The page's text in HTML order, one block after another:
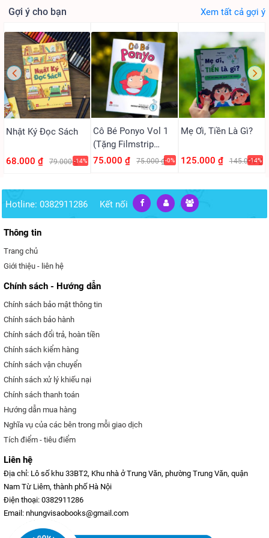
Gợi ý cho bạn Xem tất cả gợi ý
Nhật Ký Đọc Sách
68.000 ₫ 79.000 ₫-14%
Cô Bé Ponyo Vol 1
(Tặng Filmstrip
PVC)
75.000 ₫ 75.000 ₫-0%
Mẹ Ơi, Tiền Là Gì?
125.000 ₫ 145.000 ₫
-14%
Hotline: 0382911286 Kết nối
Thông tin
Trang chủ
Giới thiệu - liên hệ
Chính sách - Hướng dẫn
Chính sách bảo mật thông tin
Chính sách bảo hành
Chính sách đổi trả, hoàn tiền
Chính sách kiểm hàng
Chính sách vận chuyển
Chính sách xử lý khiếu nại
Chính sách thanh toán
Hướng dẫn mua hàng
Nghĩa vụ của các bên trong mỗi giao dịch
Tích điểm - tiêu điểm
Liên hệ
Địa chỉ: Lô số khu 33BT2, Khu nhà ở Trung Văn, phường Trung Văn, quận
Nam Từ Liêm, thành phố Hà Nội
Điện thoại: 0382911286
Email: nhungvisaobooks@gmail.com